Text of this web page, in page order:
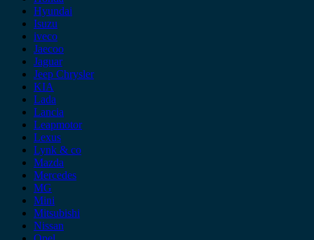
Hyundai
Isuzu
iveco
Jaecoo
Jaguar
Jeep Chrysler
KIA
Lada
Lancia
Leapmotor
Lexus
Lynk & co
Mazda
Mercedes
MG
Mini
Mitsubishi
Nissan